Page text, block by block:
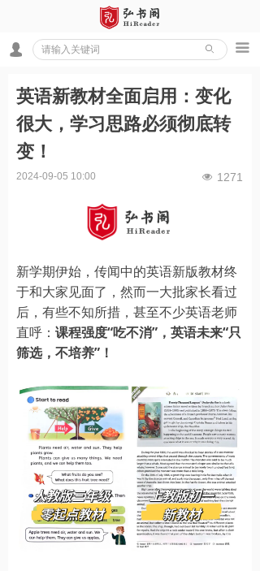
ꄙ 끀
넙
英语新教材全面启用：变化
很大，学习思路必须彻底转
变！
新学期伊始，传闻中的英语新版教材终
于和大家见面了，然而一大批家长看过
后，有些不知所措，甚至不少英语老师
直呼： 课程强度“吃不消”，英语未来“只
筛选，不培养”！
2024-09-05 10:00 넶 1271